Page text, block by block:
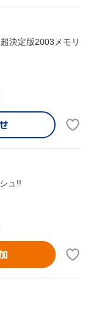
決定版2003メモリ
ュ!!